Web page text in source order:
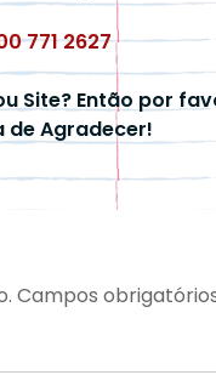
771 2627
Site? Então por
de Agradecer!
Campos